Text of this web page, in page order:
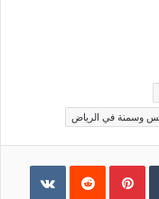
وسمنة في الرياض
Pinterest